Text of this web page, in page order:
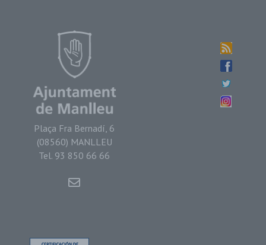
Plaça Fra Bernadí, 6
(08560) MANLLEU
Tel. 93 850 66 66